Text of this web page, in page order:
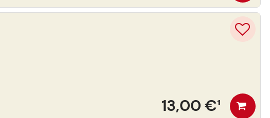
13,00 €¹